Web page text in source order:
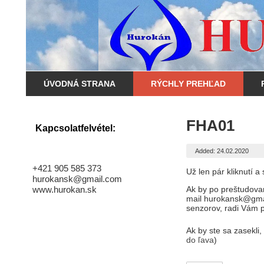
ÚVODNÁ STRANA RÝCHLY PREHĽAD
Kapcsolatfelvétel:
+421 905 585 373
hurokansk@gmail.com
www.hurokan.sk
FHA01
Added: 24.02.2020
Už len pár kliknutí a
Ak by po
mail
senzorov, radi Vám
Ak by ste sa
do ľava)